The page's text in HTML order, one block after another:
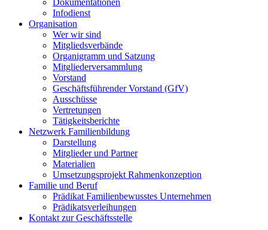
Dokumentationen
Infodienst
Organisation
Wer wir sind
Mitgliedsverbände
Organigramm und Satzung
Mitgliederversammlung
Vorstand
Geschäftsführender Vorstand (GfV)
Ausschüsse
Vertretungen
Tätigkeitsberichte
Netzwerk Familienbildung
Darstellung
Mitglieder und Partner
Materialien
Umsetzungsprojekt Rahmenkonzeption
Familie und Beruf
Prädikat Familienbewusstes Unternehmen
Prädikatsverleihungen
Kontakt zur Geschäftsstelle